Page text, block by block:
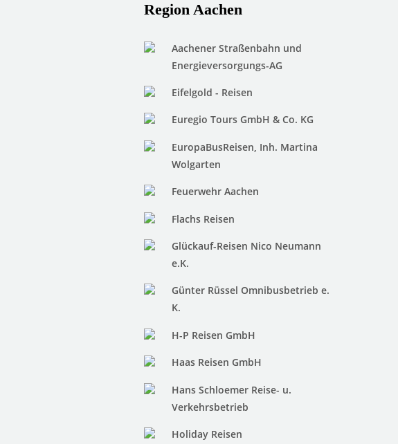
Region Aachen
Aachener Straßenbahn und
Energieversorgungs-AG
Eifelgold - Reisen
Euregio Tours GmbH & Co. KG
EuropaBusReisen, Inh. Martina
Wolgarten
Feuerwehr Aachen
Flachs Reisen
Glückauf-Reisen Nico Neumann
e.K.
Günter Rüssel Omnibusbetrieb e.
K.
H-P Reisen GmbH
Haas Reisen GmbH
Hans Schloemer Reise- u.
Verkehrsbetrieb
Holiday Reisen